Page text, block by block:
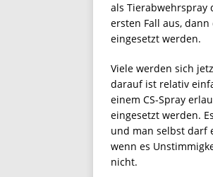
als Tierabwehrspray
ersten Fall aus,
eingesetzt werden.
Viele werden sich
darauf ist relativ
einem CS-Spray
eingesetzt werden.
und man selbst darf
wenn es
nicht.